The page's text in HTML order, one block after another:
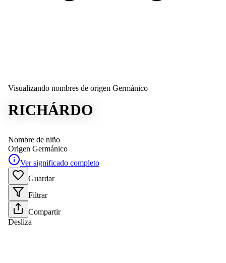
Visualizando nombres de origen Germánico
RICHÁRDO
Nombre de niño
Origen Germánico
Ver significado completo
Guardar
Filtrar
Compartir
Desliza